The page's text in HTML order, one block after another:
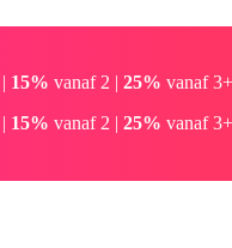
| 15% vanaf 2 | 25% vanaf
| 15% vanaf 2 | 25% vanaf